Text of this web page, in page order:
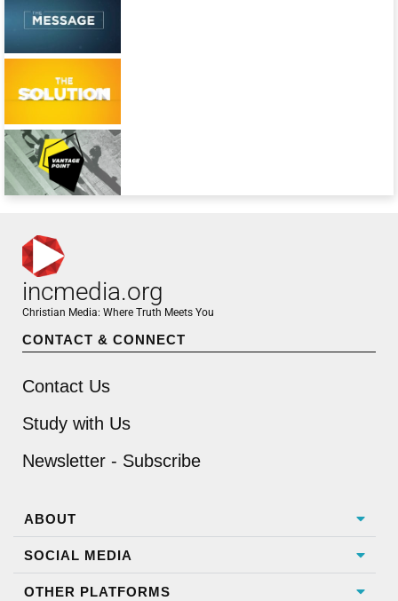
incmedia.org
Christian Media: Where Truth Meets You
CONTACT & CONNECT
Contact Us
Study with Us
Newsletter - Subscribe
ABOUT
SOCIAL MEDIA
OTHER PLATFORMS